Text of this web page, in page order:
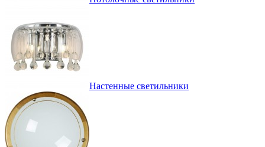
Настенные светильники